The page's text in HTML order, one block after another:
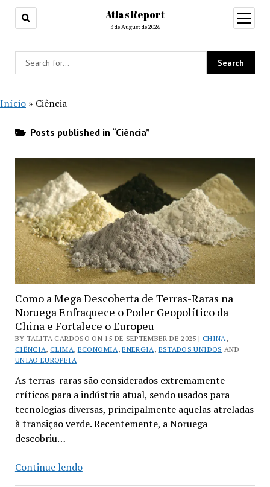
Atlas Report
3 de August de 2026
open
menu
Início » Ciência
Posts published in “Ciência”
Como a Mega Descoberta de Terras-Raras na
Noruega Enfraquece o Poder Geopolítico da
China e Fortalece o Europeu
BY TALITA CARDOSO ON 15 DE SEPTEMBER DE 2025 | CHINA ,
CIÊNCIA,CLIMA, ECONOMIA ,ENERGIA , ESTADOS UNIDOS AND
UNIÃO EUROPEIA
As terras-raras são considerados extremamente
críticos para a indústria atual, sendo usados para
tecnologias diversas, principalmente aquelas atreladas
à transição verde. Recentemente, a Noruega
descobriu…
Continue lendoComo